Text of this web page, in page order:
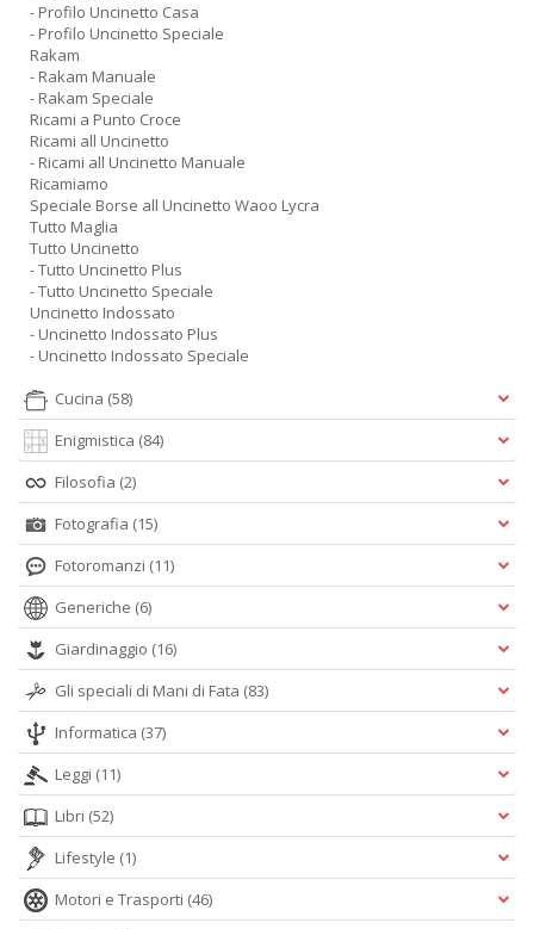
- Profilo Uncinetto Casa
- Profilo Uncinetto Speciale
Rakam
- Rakam Manuale
- Rakam Speciale
Ricami a Punto Croce
Ricami all Uncinetto
- Ricami all Uncinetto Manuale
Ricamiamo
Speciale Borse all Uncinetto Waoo Lycra
Tutto Maglia
Tutto Uncinetto
- Tutto Uncinetto Plus
- Tutto Uncinetto Speciale
Uncinetto Indossato
- Uncinetto Indossato Plus
- Uncinetto Indossato Speciale
Cucina (58)
Enigmistica (84)
Filosofia (2)
Fotografia (15)
Fotoromanzi (11)
Generiche (6)
Giardinaggio (16)
Gli speciali di Mani di Fata (83)
Informatica (37)
Leggi (11)
Libri (52)
Lifestyle (1)
Motori e Trasporti (46)